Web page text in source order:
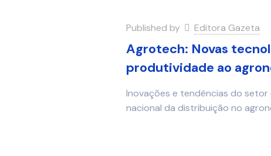
Published by Editora Gazeta
Agrotech: Novas
produtividade ao
Inovações e tendências do
nacional da distribuição no